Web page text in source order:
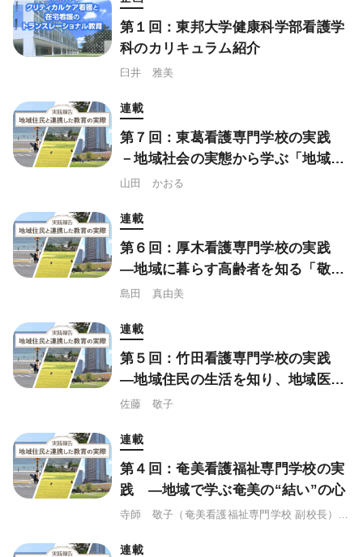
第１回：東邦大学健康科学部看護学
科のカリキュラム紹介
臼井 雅美
連載
第７回：東葛看護専門学校の実践
－地域社会の実態から学ぶ「地域フ
ィールド」
山田 かおる
連載
第６回：厚木看護専門学校の実践
―地域に暮らす高齢者を知る「敬老
の日交流会」
島田 真由美
連載
第５回：竹田看護専門学校の実践
―地域住民の生活を知り、地域医療
に貢献できる看護師の心を養う
佐藤 敬子
連載
第４回：奄美看護福祉専門学校の実
践 ―地域で学ぶ奄美の“結い”の心
連載